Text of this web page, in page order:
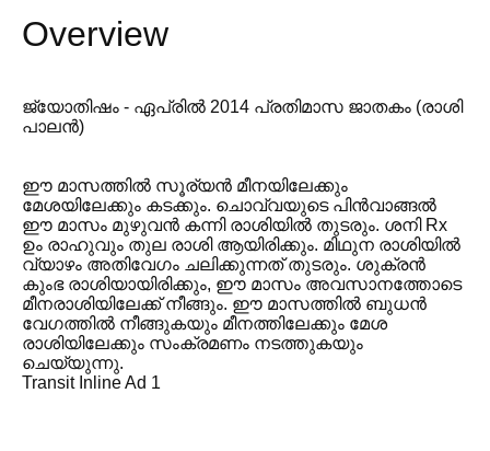
Overview
ജ്യോതിഷം - ഏപ്രിൽ 2014 പ്രതിമാസ ജാതകം (രാശി
പാലൻ)
ഈ മാസത്തിൽ സൂര്യൻ മീനയിലേക്കും
മേശയിലേക്കും കടക്കും. ചൊവ്വയുടെ പിൻവാങ്ങൽ
ഈ മാസം മുഴുവൻ കന്നി രാശിയിൽ തുടരും. ശനി Rx
ഉം രാഹുവും തുല രാശി ആയിരിക്കും. മിഥുന രാശിയിൽ
വ്യാഴം അതിവേഗം ചലിക്കുന്നത് തുടരും. ശുക്രൻ
കുംഭ രാശിയായിരിക്കും, ഈ മാസം അവസാനത്തോടെ
മീനരാശിയിലേക്ക് നീങ്ങും. ഈ മാസത്തിൽ ബുധൻ
വേഗത്തിൽ നീങ്ങുകയും മീനത്തിലേക്കും മേശ
രാശിയിലേക്കും സംക്രമണം നടത്തുകയും
ചെയ്യുന്നു.
Transit Inline Ad 1